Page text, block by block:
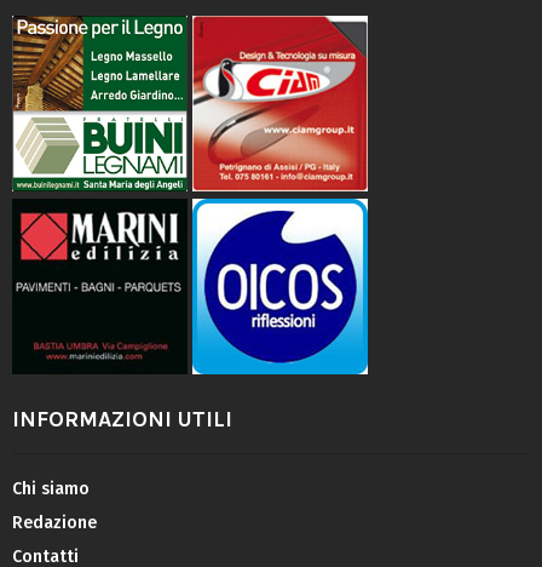
INFORMAZIONI UTILI
Chi siamo
Redazione
Contatti